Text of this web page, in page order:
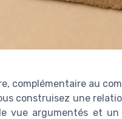
complémentaire au
construisez une
vue argumentés et